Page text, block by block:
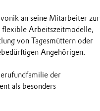
an seine Mitarbeiter zur
flexible Arbeitszeitmodelle,
von Tagesmüttern oder
Angehörigen.
der
als besonders